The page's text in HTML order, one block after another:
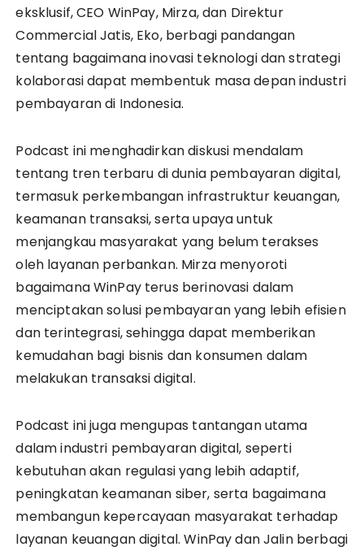
eksklusif, CEO WinPay, Mirza, dan Direktur
Commercial Jatis, Eko, berbagi pandangan
tentang bagaimana inovasi teknologi dan strategi
kolaborasi dapat membentuk masa depan industri
pembayaran di Indonesia.
Podcast ini menghadirkan diskusi mendalam
tentang tren terbaru di dunia pembayaran digital,
termasuk perkembangan infrastruktur keuangan,
keamanan transaksi, serta upaya untuk
menjangkau masyarakat yang belum terakses
oleh layanan perbankan. Mirza menyoroti
bagaimana WinPay terus berinovasi dalam
menciptakan solusi pembayaran yang lebih efisien
dan terintegrasi, sehingga dapat memberikan
kemudahan bagi bisnis dan konsumen dalam
melakukan transaksi digital.
Podcast ini juga mengupas tantangan utama
dalam industri pembayaran digital, seperti
kebutuhan akan regulasi yang lebih adaptif,
peningkatan keamanan siber, serta bagaimana
membangun kepercayaan masyarakat terhadap
layanan keuangan digital. WinPay dan Jalin berbagi